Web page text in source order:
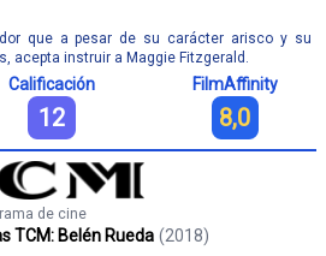
que a pesar de su carácter arisco y su
acepta instruir a Maggie Fitzgerald.
Calificación
12
FilmAffinity
8,0
de cine
TCM: Belén Rueda (2018)